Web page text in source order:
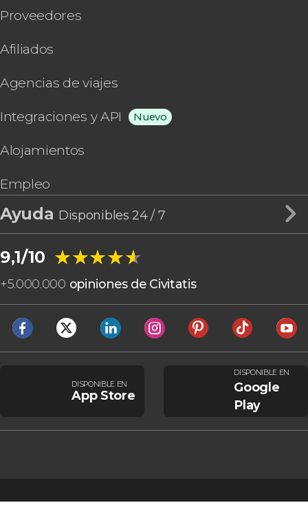
Proveedores
Afiliados
Agencias de viajes
Integraciones y API Nuevo
Alojamientos
Empleo
Ayuda Disponibles 24 / 7
9,1/10 ★★★★★
★★★★★
+5.000.000 opiniones de Civitatis
DISPONIBLE EN
App Store
DISPONIBLE EN
Google
Play